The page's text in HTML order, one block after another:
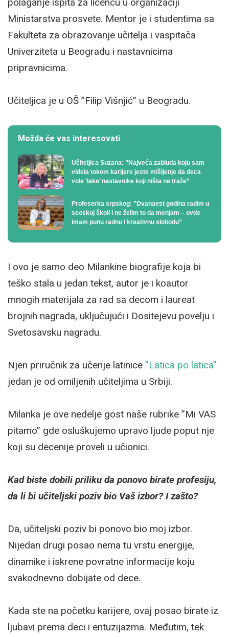
polaganje ispita za licencu u organizaciji
Ministarstva prosvete. Mentor je i studentima sa
Fakulteta za obrazovanje učitelja i vaspitača
Univerziteta u Beogradu i nastavnicima
pripravnicima.
Učiteljica je u OŠ ”Filip Višnjić” u Beogradu.
Možda će vas interesovati
Učiteljica Suzana: ”Najveća zabluda koju sam
videla tokom karijere jeste mišljenje da deca
vole ’lake’ nastavnike koji ništa ne traže”
Profesorka srpskog: ”Dvanaest godina radim u
seoskoj školi i ne želim to da menjam – ovde
imam punu radnu i kreativnu slobodu”
I ovo je samo deo Milankine biografije koja bi
teško stala u jedan tekst, autor je i koautor
mnogih materijala za rad sa decom i laureat
brojnih nagrada, uključujući i Dositejevu povelju i
Svetosavsku nagradu.
Njen priručnik za učenje latinice ”Latica po latica”
jedan je od omiljenih učiteljima u Srbiji.
Milanka je ove nedelje gost naše rubrike ”Mi VAS
pitamo” gde osluškujemo upravo ljude poput nje
koji su decenije proveli u učionici.
Kad biste dobili priliku da ponovo birate profesiju,
da li bi učiteljski poziv bio Vaš izbor? I zašto?
Da, učiteljski poziv bi ponovo bio moj izbor.
Nijedan drugi posao nema tu vrstu energije,
dinamike i iskrene povratne informacije koju
svakodnevno dobijate od dece.
Kada ste na početku karijere, ovaj posao birate iz
ljubavi prema deci i entuzijazma. Međutim, tek